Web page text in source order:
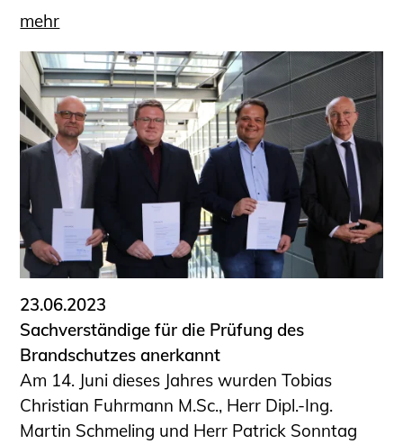
mehr
23.06.2023
Sachverständige für die Prüfung des
Brandschutzes anerkannt
Am 14. Juni dieses Jahres wurden Tobias
Christian Fuhrmann M.Sc., Herr Dipl.-Ing.
Martin Schmeling und Herr Patrick Sonntag